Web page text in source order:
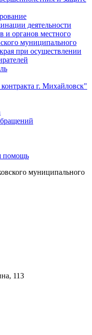
деятельности
и органов местного
муниципального
при осуществлении
г. Михайловск"
помощь
муниципального
113